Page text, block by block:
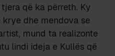
që ka përreth. Ky
dhe mendova se
mund ta realizonte
lindi ideja e Kullës që